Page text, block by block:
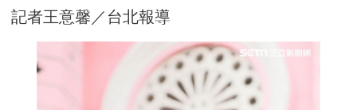
記者王意馨／台北報導